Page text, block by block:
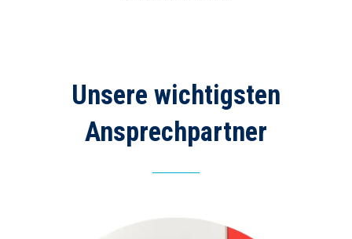
Unsere wichtigsten
Ansprechpartner